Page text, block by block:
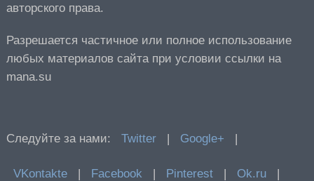
авторского права.
Разрешается частичное или полное использование
любых материалов сайта при условии ссылки на
mana.su
Следуйте за нами: Twitter | Google+ |
VKontakte | Facebook | Pinterest | Ok.ru |